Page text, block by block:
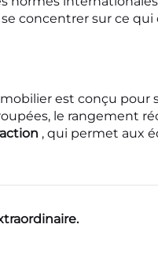
concentrer sur ce
est conçu pour
le rangement
, qui permet aux